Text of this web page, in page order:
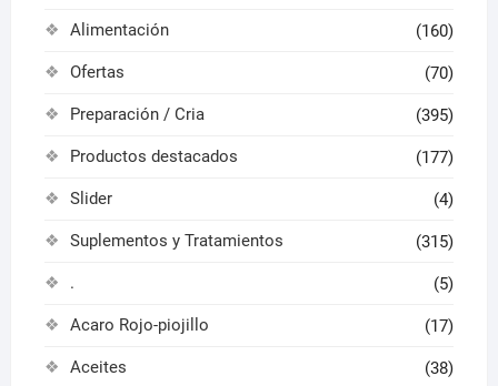
Alimentación (160)
Ofertas (70)
Preparación / Cria (395)
Productos destacados (177)
Slider (4)
Suplementos y Tratamientos (315)
. (5)
Acaro Rojo-piojillo (17)
Aceites (38)